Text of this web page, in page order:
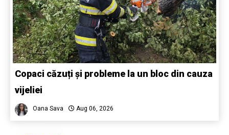
Copaci căzuți și probleme la un bloc din cauza
vijeliei
Oana Sava Aug 06, 2026